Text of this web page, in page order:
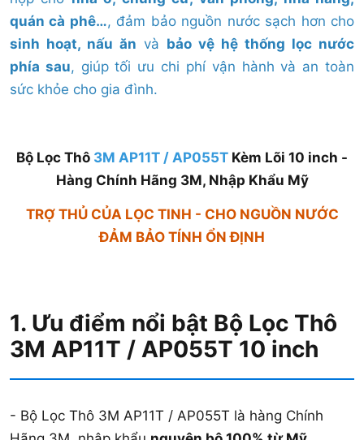
quán cà phê…, đảm bảo nguồn nước sạch hơn cho
sinh hoạt, nấu ăn và bảo vệ hệ thống lọc nước
phía sau, giúp tối ưu chi phí vận hành và an toàn
sức khỏe cho gia đình.
Bộ Lọc Thô 3M AP11T / AP055T Kèm Lõi 10 inch -
Hàng Chính Hãng 3M, Nhập Khẩu Mỹ
TRỢ THỦ CỦA LỌC TINH - CHO NGUỒN NƯỚC
ĐẢM BẢO TÍNH ỔN ĐỊNH
1. Ưu điểm nổi bật Bộ Lọc Thô
3M AP11T / AP055T 10 inch
- Bộ Lọc Thô 3M AP11T / AP055T là hàng Chính